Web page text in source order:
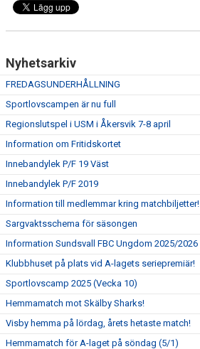
Nyhetsarkiv
FREDAGSUNDERHÅLLNING
Sportlovscampen är nu full
Regionslutspel i USM i Åkersvik 7-8 april
Information om Fritidskortet
Innebandylek P/F 19 Väst
Innebandylek P/F 2019
Information till medlemmar kring matchbiljetter!
Sargvaktsschema för säsongen
Information Sundsvall FBC Ungdom 2025/2026
Klubbhuset på plats vid A-lagets seriepremiär!
Sportlovscamp 2025 (Vecka 10)
Hemmamatch mot Skälby Sharks!
Visby hemma på lördag, årets hetaste match!
Hemmamatch för A-laget på söndag (5/1)